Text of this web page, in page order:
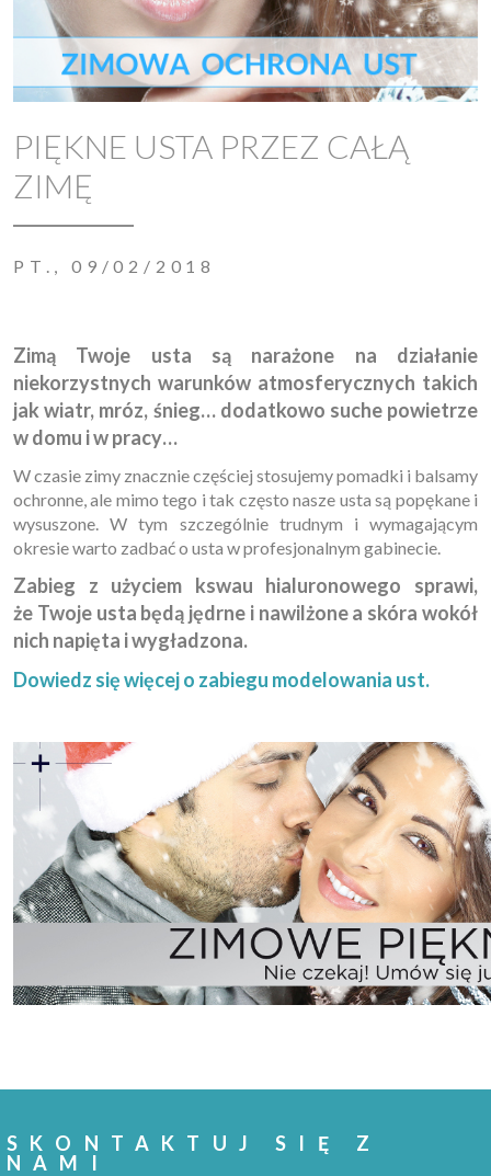
PIĘKNE USTA PRZEZ CAŁĄ
ZIMĘ
PT., 09/02/2018
Zimą Twoje usta są narażone na działanie
niekorzystnych warunków atmosferycznych takich
jak wiatr, mróz, śnieg… dodatkowo suche powietrze
w domu i w pracy…
W czasie zimy znacznie częściej stosujemy pomadki i balsamy
ochronne, ale mimo tego i tak często nasze usta są popękane i
wysuszone. W tym szczególnie trudnym i wymagającym
okresie warto zadbać o usta w profesjonalnym gabinecie.
Zabieg z użyciem kswau hialuronowego sprawi,
że Twoje usta będą jędrne i nawilżone a skóra wokół
nich napięta i wygładzona.
Dowiedz się więcej o zabiegu modelowania ust.
SKONTAKTUJ SIĘ Z
NAMI